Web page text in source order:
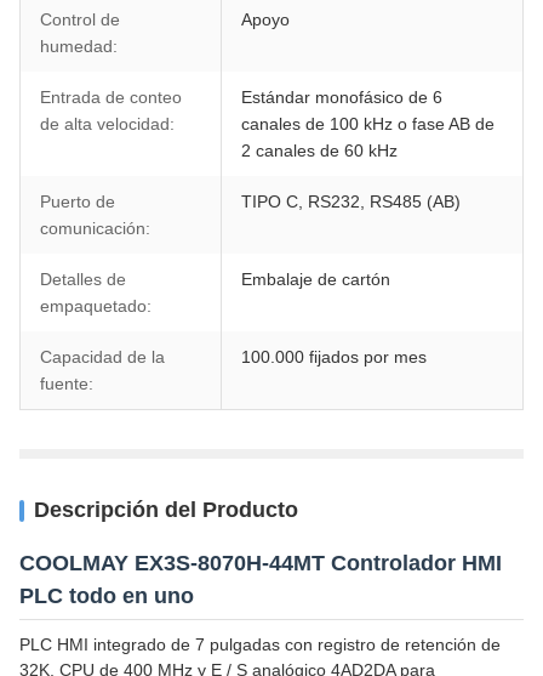
Control de
humedad:
Apoyo
Entrada de conteo
de alta velocidad:
Estándar monofásico de 6
canales de 100 kHz o fase AB de
2 canales de 60 kHz
Puerto de
comunicación:
TIPO C, RS232, RS485 (AB)
Detalles de
empaquetado:
Embalaje de cartón
Capacidad de la
fuente:
100.000 fijados por mes
Descripción del Producto
COOLMAY EX3S-8070H-44MT Controlador HMI
PLC todo en uno
PLC HMI integrado de 7 pulgadas con registro de retención de
32K, CPU de 400 MHz y E / S analógico 4AD2DA para